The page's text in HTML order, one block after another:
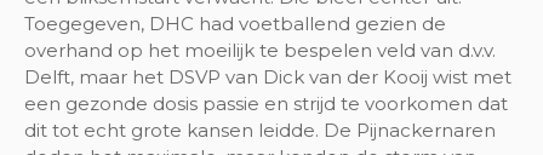
Toegegeven, DHC had voetballend gezien de
overhand op het moeilijk te bespelen veld van d.v.v.
Delft, maar het DSVP van Dick van der Kooij wist met
een gezonde dosis passie en strijd te voorkomen dat
dit tot echt grote kansen leidde. De Pijnackernaren